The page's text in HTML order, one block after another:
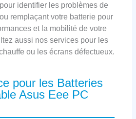
identifier les problèmes de
remplaçant votre batterie pour
et la mobilité de votre
aussi nos services pour les
ou les écrans défectueux.
pour les Batteries
Asus Eee PC